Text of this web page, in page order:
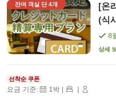
잔여 객실 단4개
[온
(식
8
상세
선착순 쿠폰
요금 기준: 1 박 | |